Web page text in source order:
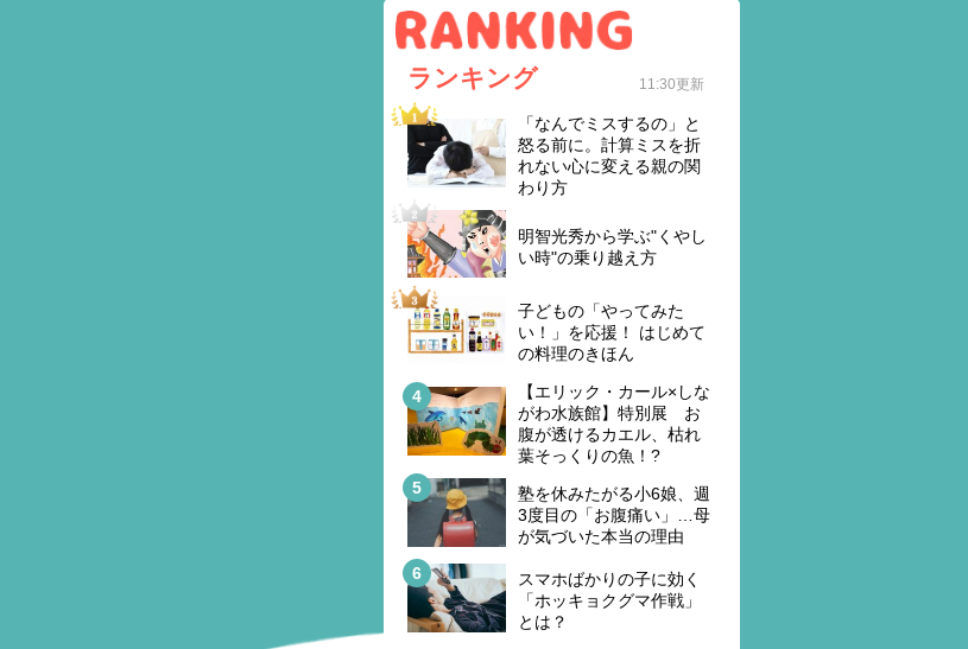
ランキング 11:30更新
「なんでミスするの」と
怒る前に。計算ミスを折
れない心に変える親の関
わり方
明智光秀から学ぶ"くやし
い時"の乗り越え方
子どもの「やってみた
い！」を応援！ はじめて
の料理のきほん
【エリック・カール×しな
がわ水族館】特別展 お
腹が透けるカエル、枯れ
葉そっくりの魚！?
塾を休みたがる小6娘、週
3度目の「お腹痛い」…母
が気づいた本当の理由
スマホばかりの子に効く
「ホッキョクグマ作戦」
とは？